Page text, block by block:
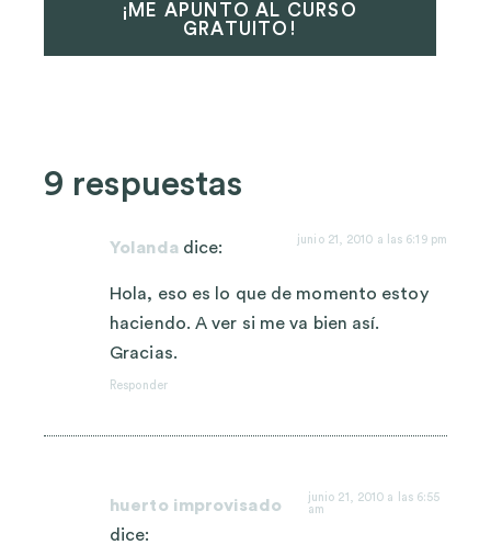
¡ME APUNTO AL CURSO
GRATUITO!
9 respuestas
Yolanda dice: junio 21, 2010 a las 6:19 pm
Hola, eso es lo que de momento estoy
haciendo. A ver si me va bien así.
Gracias.
Responder
huerto improvisado
dice:
junio 21, 2010 a las 6:55
am